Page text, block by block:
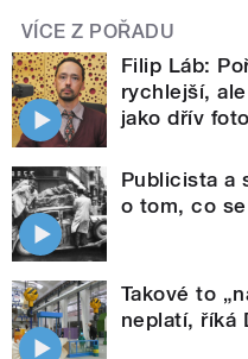
VÍCE Z POŘADU
Filip Láb:
rychlejší,
jako dřív
Publicista a
o tom, co
Takové to
neplatí, říká